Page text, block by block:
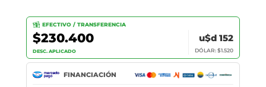
EFECTIVO / TRANSFERENCIA
$230.400
DESC. APLICADO
u$d 152
DÓLAR: $1.520
FINANCIACIÓN